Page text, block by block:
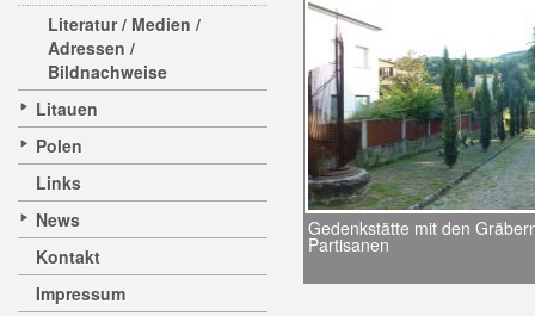
Literatur / Medien /
Adressen /
Bildnachweise
Litauen
Polen
Links
News
Kontakt
Impressum
Gedenkstätte mit den
Partisanen